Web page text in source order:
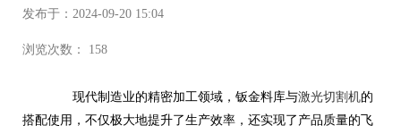
发布于：2024-09-20 15:04
浏览次数： 158
现代制造业的精密加工领域，钣金料库与激光切割机的
搭配使用，不仅极大地提升了生产效率，还实现了产品质量的飞